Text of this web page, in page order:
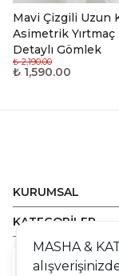
Cookie
Mavi Çizgili Uzun
Asimetrik Yırtmaç
Detaylı Gömlek
₺ 2,190.00
₺ 1,590.00
KURUMSAL
KATEGORİLER
ALIŞVERİŞ
MASHA &